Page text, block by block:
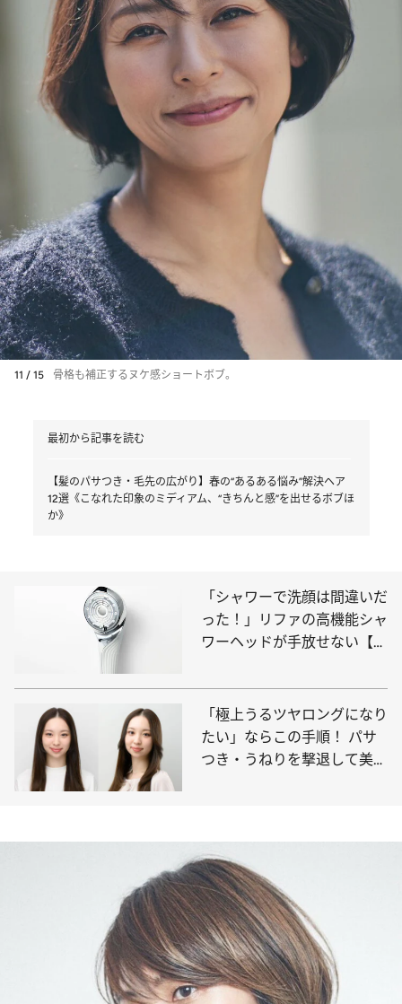
11 / 15 骨格も補正するヌケ感ショートボブ。
最初から記事を読む
【髪のパサつき・毛先の広がり】春の“あるある悩み”解決ヘア
12選《こなれた印象のミディアム、“きちんと感”を出せるボブほ
か》
「シャワーで洗顔は間違いだ
った！」リファの高機能シャ
ワーヘッドが手放せない【私
「極上うるツヤロングになり
たい」ならこの手順！ パサ
つき・うねりを撃退して美髪